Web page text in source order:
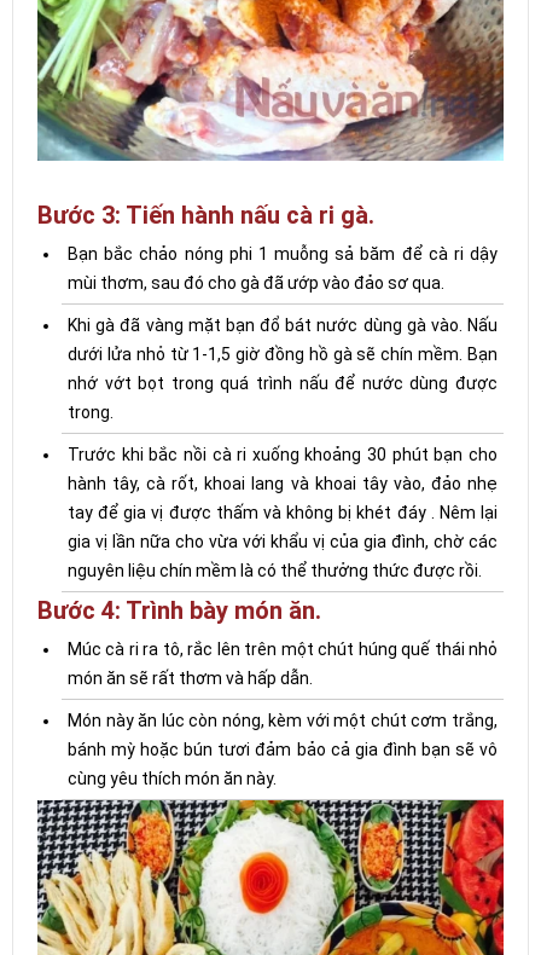
Bước 3: Tiến hành nấu cà ri gà.
Bạn bắc chảo nóng phi 1 muỗng sả băm để cà ri dậy
mùi thơm, sau đó cho gà đã ướp vào đảo sơ qua.
Khi gà đã vàng mặt bạn đổ bát nước dùng gà vào. Nấu
dưới lửa nhỏ từ 1-1,5 giờ đồng hồ gà sẽ chín mềm. Bạn
nhớ vớt bọt trong quá trình nấu để nước dùng được
trong.
Trước khi bắc nồi cà ri xuống khoảng 30 phút bạn cho
hành tây, cà rốt, khoai lang và khoai tây vào, đảo nhẹ
tay để gia vị được thấm và không bị khét đáy . Nêm lại
gia vị lần nữa cho vừa với khẩu vị của gia đình, chờ các
nguyên liệu chín mềm là có thể thưởng thức được rồi.
Bước 4: Trình bày món ăn.
Múc cà ri ra tô, rắc lên trên một chút húng quế thái nhỏ
món ăn sẽ rất thơm và hấp dẫn.
Món này ăn lúc còn nóng, kèm với một chút cơm trắng,
bánh mỳ hoặc bún tươi đảm bảo cả gia đình bạn sẽ vô
cùng yêu thích món ăn này.